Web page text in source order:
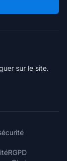
sur le site.
RGPD